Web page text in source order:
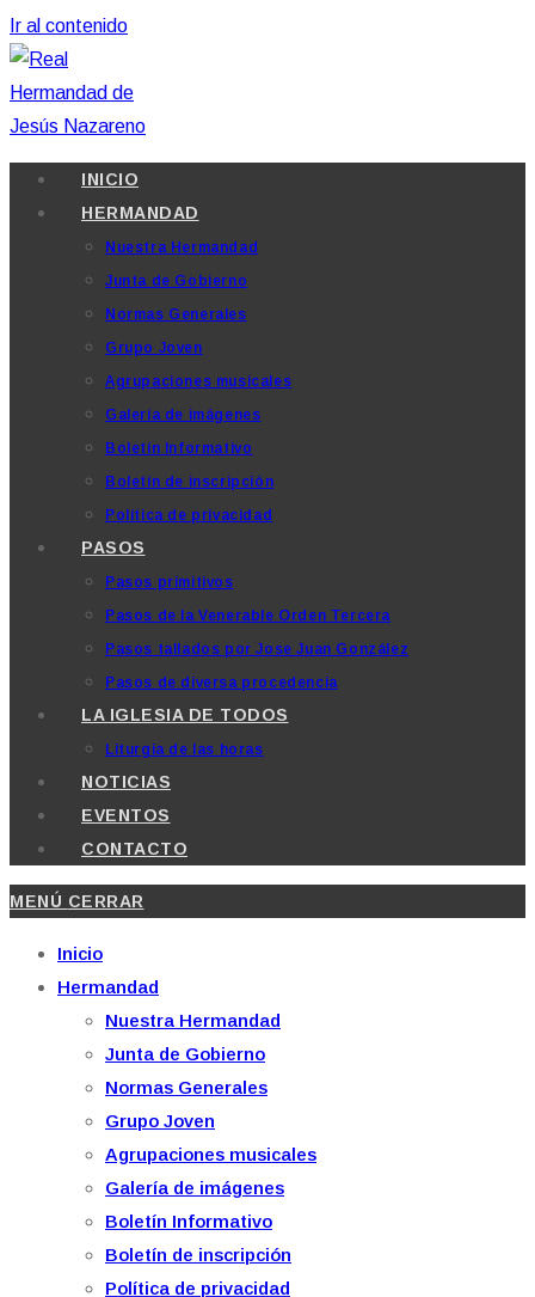
Ir al contenido
INICIO
HERMANDAD
Nuestra Hermandad
Junta de Gobierno
Normas Generales
Grupo Joven
Agrupaciones musicales
Galería de imágenes
Boletín Informativo
Boletín de inscripción
Política de privacidad
PASOS
Pasos primitivos
Pasos de la Venerable Orden Tercera
Pasos tallados por Jose Juan González
Pasos de diversa procedencia
LA IGLESIA DE TODOS
Liturgia de las horas
NOTICIAS
EVENTOS
CONTACTO
MENÚ CERRAR
Inicio
Hermandad
Nuestra Hermandad
Junta de Gobierno
Normas Generales
Grupo Joven
Agrupaciones musicales
Galería de imágenes
Boletín Informativo
Boletín de inscripción
Política de privacidad